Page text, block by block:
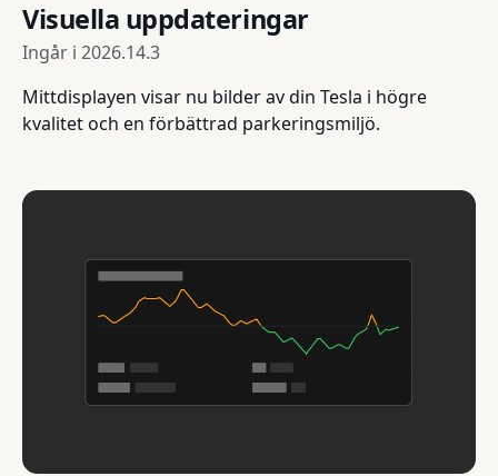
Visuella uppdateringar
Ingår i 2026.14.3
Mittdisplayen visar nu bilder av din Tesla i högre
kvalitet och en förbättrad parkeringsmiljö.